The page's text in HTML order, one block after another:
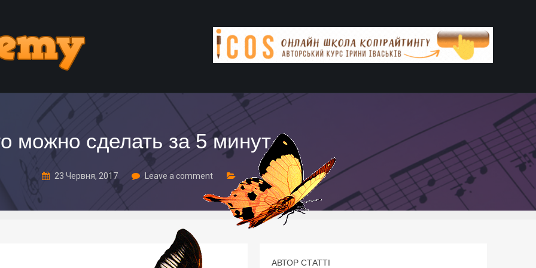
можно сделать за 5 минут 1
23 Червня, 2017 Leave a comment
АВТОР СТАТТІ